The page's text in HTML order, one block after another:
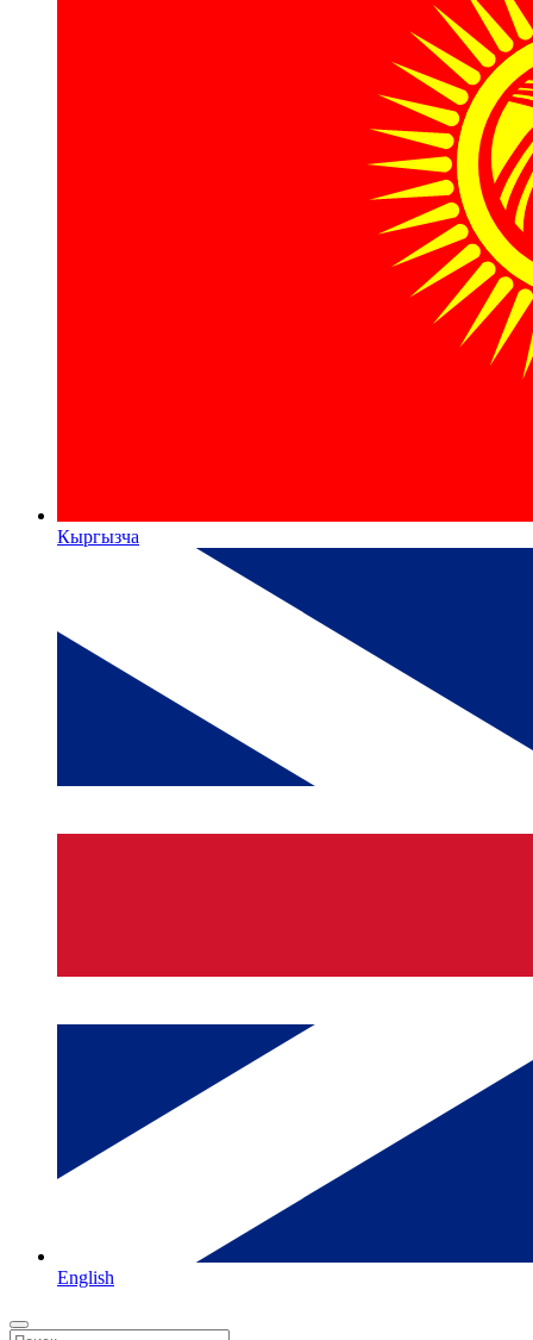
Кыргызча
English